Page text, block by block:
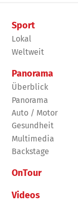
Sport
Lokal
Weltweit
Panorama
Überblick
Panorama
Auto / Motor
Gesundheit
Multimedia
Backstage
OnTour
Videos